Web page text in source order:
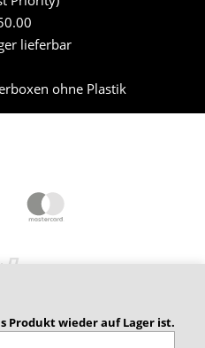
Produkt wieder auf Lager ist.
lieferbar
ohne Plastik